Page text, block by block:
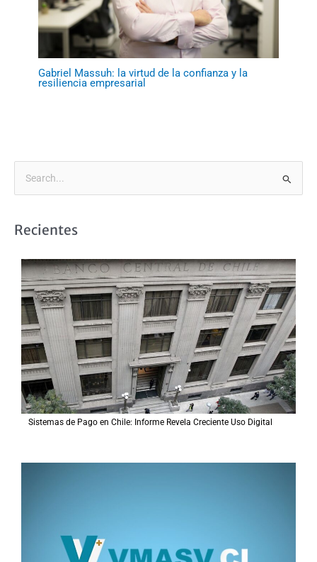
Gabriel Massuh: la virtud de la confianza y la
resiliencia empresarial
cRecientes
Sistemas de Pago en Chile: Informe Revela Creciente Uso Digital